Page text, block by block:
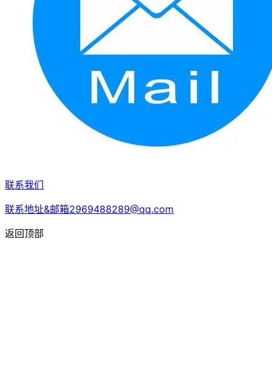
联系我们
联系地址&邮箱2969488289@qq.com
返回顶部